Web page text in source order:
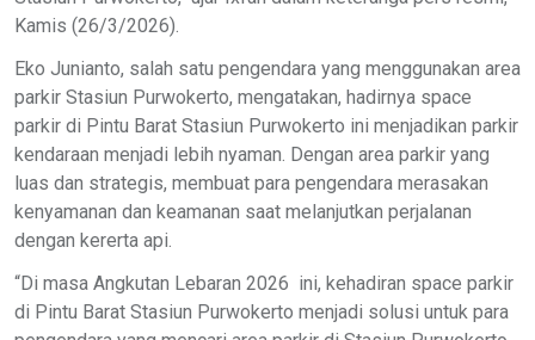
Kamis (26/3/2026).
Eko Junianto, salah satu pengendara yang menggunakan area
parkir Stasiun Purwokerto, mengatakan, hadirnya space
parkir di Pintu Barat Stasiun Purwokerto ini menjadikan parkir
kendaraan menjadi lebih nyaman. Dengan area parkir yang
luas dan strategis, membuat para pengendara merasakan
kenyamanan dan keamanan saat melanjutkan perjalanan
dengan kererta api.
“Di masa Angkutan Lebaran 2026 ini, kehadiran space parkir
di Pintu Barat Stasiun Purwokerto menjadi solusi untuk para